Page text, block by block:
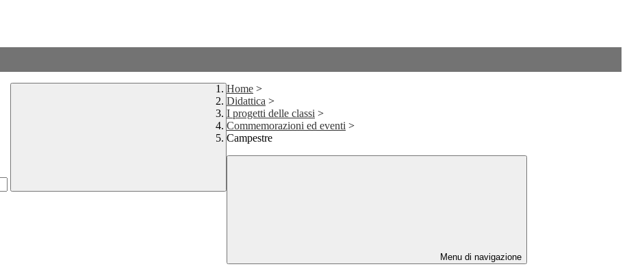
Home >
Didattica >
I progetti delle classi >
Commemorazioni ed eventi >
Campestre
Menu di navigazione